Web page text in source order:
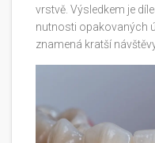
vrstvě. Výsledkem je
nutnosti opakovaných
znamená kratší